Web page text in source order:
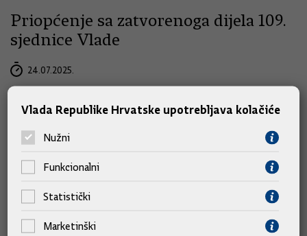
Priopćenje sa zatvorenoga dijela 109.
sjednice Vlade
24.07.2025.
Vlada Republike Hrvatske upotrebljava kolačiće
Nužni
Funkcionalni
Statistički
Marketinški